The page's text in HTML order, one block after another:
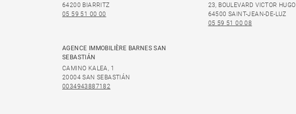
64200 BIARRITZ
05 59 51 00 00
23, BOULEVARD VICTOR HUGO
64500 SAINT-JEAN-DE-LUZ
05 59 51 00 08
AGENCE IMMOBILIÈRE BARNES SAN
SEBASTIÁN
CAMINO KALEA, 1
20004 SAN SEBASTIÁN
0034943887182